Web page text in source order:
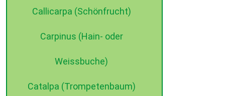
Lieferbare Größen: 80-100 cm, 100-125 cm
Callicarpa (Schönfrucht)
Carpinus (Hain- oder
Weissbuche)
Catalpa (Trompetenbaum)